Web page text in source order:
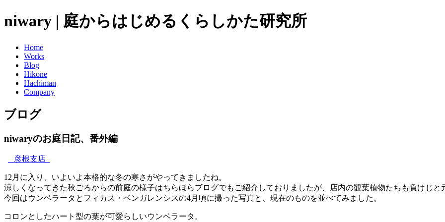
niwary | 庭からはじめるくらしかた研究所
Home
Works
Blog
Hikone
Hachiman
Company
ブログ
niwaryのお庭日記、番外編
彦根支店
12月に入り、いよいよ本格的な冬の寒さがやってきましたね。
涼しくなってきた秋ごろからの前庭の様子はちらほらブログでもご紹介しておりましたが、店内の観葉植物たちも負けじと
今回はウンベラータとフィカス・ベンガレンシスの4月頃に撮った写真と、現在のものを並べてみました。
コロンとしたハート型の葉が可愛らしいウンベラータ。